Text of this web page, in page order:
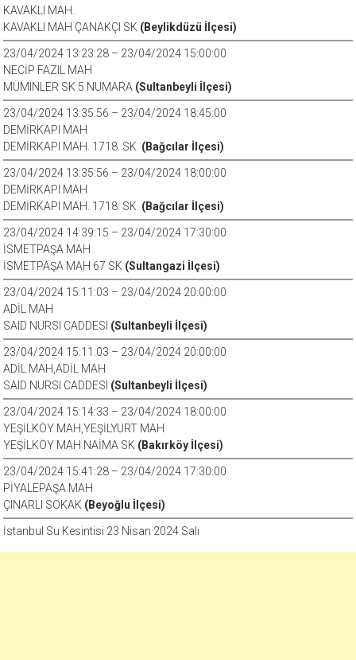
KAVAKLI MAH.
KAVAKLI MAH ÇANAKÇI SK (Beylikdüzü İlçesi)
23/04/2024 13:23:28 – 23/04/2024 15:00:00
NECİP FAZIL MAH
MÜMINLER SK 5 NUMARA (Sultanbeyli İlçesi)
23/04/2024 13:35:56 – 23/04/2024 18:45:00
DEMİRKAPI MAH
DEMİRKAPI MAH. 1718. SK. (Bağcılar İlçesi)
23/04/2024 13:35:56 – 23/04/2024 18:00:00
DEMİRKAPI MAH
DEMİRKAPI MAH. 1718. SK. (Bağcılar İlçesi)
23/04/2024 14:39:15 – 23/04/2024 17:30:00
İSMETPAŞA MAH
İSMETPAŞA MAH 67 SK (Sultangazi İlçesi)
23/04/2024 15:11:03 – 23/04/2024 20:00:00
ADİL MAH
SAID NURSI CADDESI (Sultanbeyli İlçesi)
23/04/2024 15:11:03 – 23/04/2024 20:00:00
ADİL MAH,ADİL MAH
SAID NURSI CADDESI (Sultanbeyli İlçesi)
23/04/2024 15:14:33 – 23/04/2024 18:00:00
YEŞİLKÖY MAH,YEŞİLYURT MAH
YEŞİLKÖY MAH NAİMA SK (Bakırköy İlçesi)
23/04/2024 15:41:28 – 23/04/2024 17:30:00
PİYALEPAŞA MAH
ÇINARLI SOKAK (Beyoğlu İlçesi)
İstanbul Su Kesintisi 23 Nisan 2024 Salı